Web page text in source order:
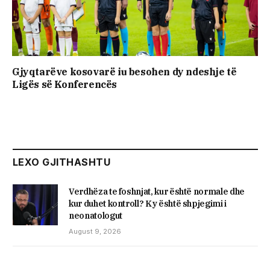
Gjyqtarëve kosovarë iu besohen dy ndeshje të
Ligës së Konferencës
LEXO GJITHASHTU
Verdhëza te foshnjat, kur është normale dhe
kur duhet kontroll? Ky është shpjegimi i
neonatologut
August 9, 2026